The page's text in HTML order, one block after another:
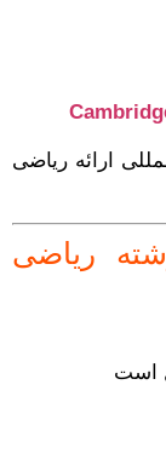
ارائه ریاضی
ریاضی
است